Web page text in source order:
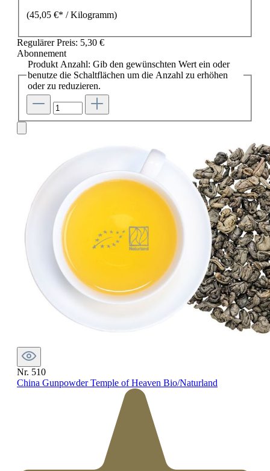
(45,05 €* / Kilogramm)
Regulärer Preis: 5,30 €
Abonnement
Produkt Anzahl: Gib den gewünschten Wert ein oder
benutze die Schaltflächen um die Anzahl zu erhöhen
oder zu reduzieren.
Nr. 510
China Gunpowder Temple of Heaven Bio/Naturland